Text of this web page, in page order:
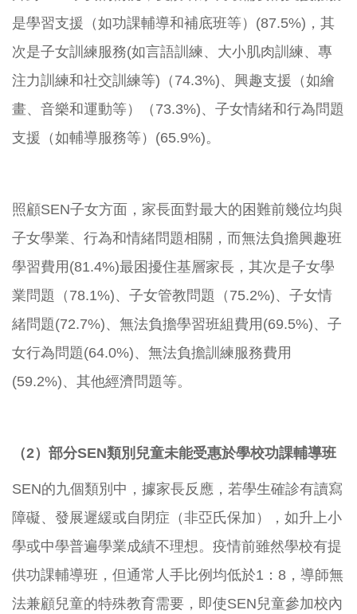
是學習支援（如功課輔導和補底班等）(87.5%)，其
次是子女訓練服務(如言語訓練、大小肌肉訓練、專
注力訓練和社交訓練等)（74.3%)、興趣支援（如繪
畫、音樂和運動等）（73.3%)、子女情緒和行為問題
支援（如輔導服務等）(65.9%)。
照顧SEN子女方面，家長面對最大的困難前幾位均與
子女學業、行為和情緒問題相關，而無法負擔興趣班
學習費用(81.4%)最困擾住基層家長，其次是子女學
業問題（78.1%)、子女管教問題（75.2%)、子女情
緒問題(72.7%)、無法負擔學習班組費用(69.5%)、子
女行為問題(64.0%)、無法負擔訓練服務費用
(59.2%)、其他經濟問題等。
（2）部分SEN類別兒童未能受惠於學校功課輔導班
SEN的九個類別中，據家長反應，若學生確診有讀寫
障礙、發展遲緩或自閉症（非亞氏保加），如升上小
學或中學普遍學業成績不理想。疫情前雖然學校有提
供功課輔導班，但通常人手比例均低於1：8，導師無
法兼顧兒童的特殊教育需要，即使SEN兒童參加校內